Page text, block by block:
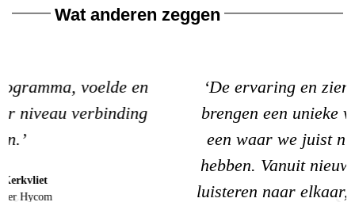
Wat anderen zeggen
‘De ervaring en zienswijze van Suzanne
brengen een unieke visie op leiderschap,
een waar we juist nu zo’n behoefte aan
hebben. Vanuit nieuwsgierigheid en goed
luisteren naar elkaar, ontstond verbinding